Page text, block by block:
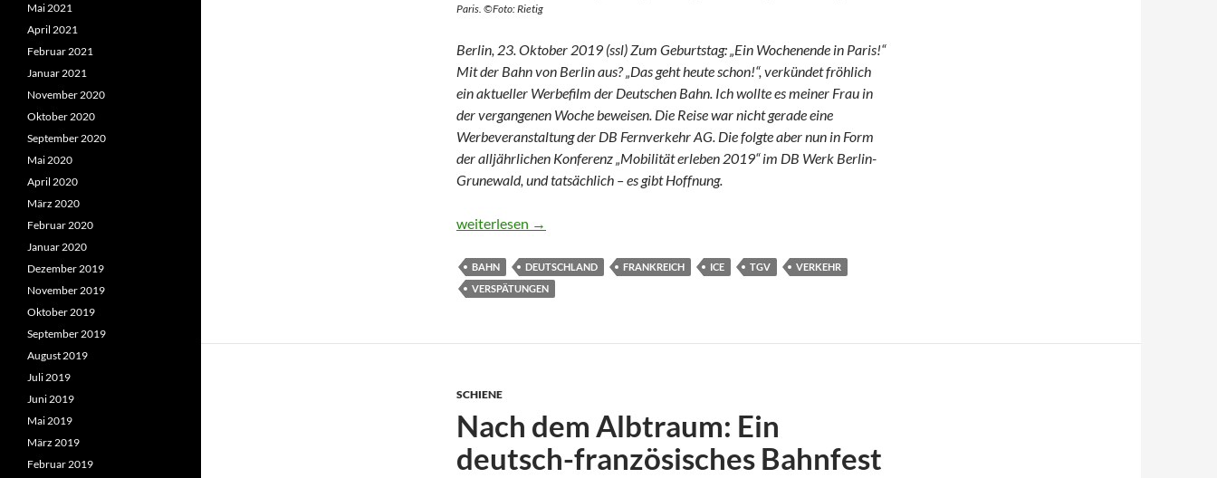
Paris. ©Foto: Rietig
Berlin, 23. Oktober 2019 (ssl) Zum Geburtstag: „Ein Wochenende in Paris!“
Mit der Bahn von Berlin aus? „Das geht heute schon!“, verkündet fröhlich
ein aktueller Werbefilm der Deutschen Bahn. Ich wollte es meiner Frau in
der vergangenen Woche beweisen. Die Reise war nicht gerade eine
Werbeveranstaltung der DB Fernverkehr AG. Die folgte aber nun in Form
der alljährlichen Konferenz „Mobilität erleben 2019“ im DB Werk Berlin-
Grunewald, und tatsächlich – es gibt Hoffnung.
Abenteuer Bahn: Die Hoffnung stirbt zuletzt
weiterlesen →
BAHN DEUTSCHLAND FRANKREICH ICE TGV
VERKEHR
VERSPÄTUNGEN
SCHIENE
Nach dem Albtraum: Ein
deutsch-französisches Bahnfest
Mai 2021
April 2021
Februar 2021
Januar 2021
November 2020
Oktober 2020
September 2020
Mai 2020
April 2020
März 2020
Februar 2020
Januar 2020
Dezember 2019
November 2019
Oktober 2019
September 2019
August 2019
Juli 2019
Juni 2019
Mai 2019
März 2019
Februar 2019